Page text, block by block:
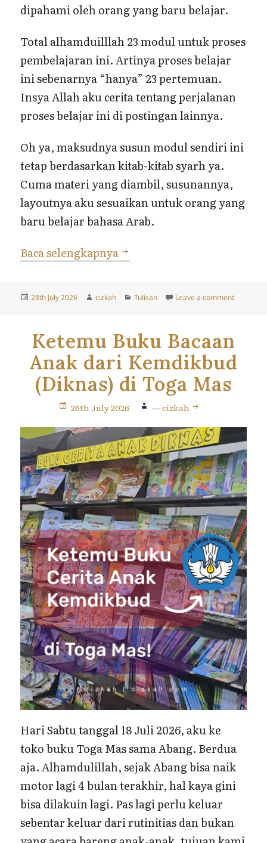
dipahami oleh orang yang baru belajar.
Total alhamduilllah 23 modul untuk proses
pembelajaran ini. Artinya proses belajar
ini sebenarnya “hanya” 23 pertemuan.
Insya Allah aku cerita tentang perjalanan
proses belajar ini di postingan lainnya.
Oh ya, maksudnya susun modul sendiri ini
tetap berdasarkan kitab-kitab syarh ya.
Cuma materi yang diambil, susunannya,
layoutnya aku sesuaikan untuk orang yang
baru belajar bahasa Arab.
Baca selengkapnya Bulan Terakhir Mengajar
Posted
28th July 2026 Author
cizkah Categories
Tulisan Leave a commenton Bulan
Ketemu Buku Bacaan
Anak dari Kemdikbud
(Diknas) di Toga Mas
26th July 2026 —cizkah
Hari Sabtu tanggal 18 Juli 2026, aku ke
toko buku Toga Mas sama Abang. Berdua
aja. Alhamdulillah, sejak Abang bisa naik
motor lagi 4 bulan terakhir, hal kaya gini
bisa dilakuin lagi. Pas lagi perlu keluar
sebentar keluar dari rutinitias dan bukan